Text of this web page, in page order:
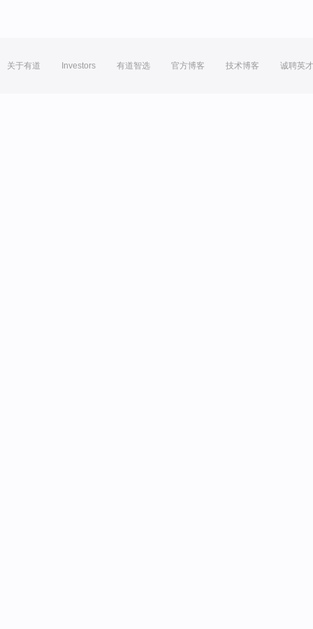
关于有道 Investors 有道智选 官方博客 技术博客 诚聘英才